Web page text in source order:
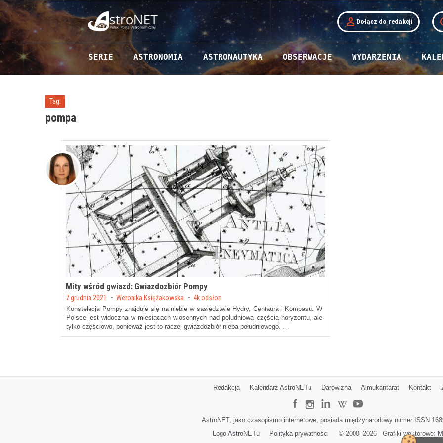
person Dołącz do redakcji
Przejdź do zawartości
SERIE ASTRONOMIA ASTRONAUTYKA OBSERWACJE WYDARZENIA
Tag:
pompa
Mity wśród gwiazd: Gwiazdozbiór Pompy
Posted on
7 grudnia 2021 byWeronika Księżakowska 4k odsłon
Konstelacja Pompy znajduje się na niebie w sąsiedztwie Hydry, Centaura i Kompasu. W
Polsce jest widoczna w miesiącach wiosennych nad południową częścią horyzontu, ale
tylko częściowo, ponieważ jest to raczej gwiazdozbiór nieba południowego. …
Redakcja Kalendarz AstroNETu Darowizna Almukantarat Kontakt
AstroNET, jako czasopismo internetowe, posiada międzynarodowy numer ISSN
Logo AstroNETu
Polityka prywatności © 2000–2026 Grafiki wektorowe: